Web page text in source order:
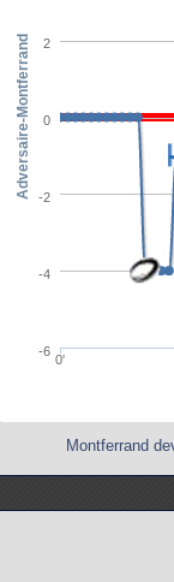
0'
-6
-4
-2
0
2
Adversaire-Montferrand
Montferrand